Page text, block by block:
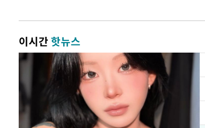
이시간핫뉴스